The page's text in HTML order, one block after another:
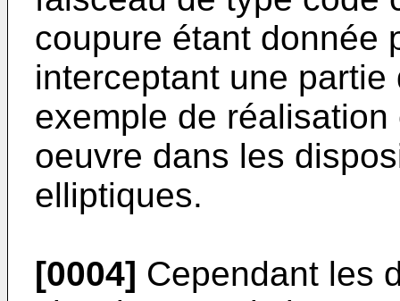
coupure étant donnée
interceptant une
exemple de
oeuvre dans les
elliptiques.
[0004] Cependant les